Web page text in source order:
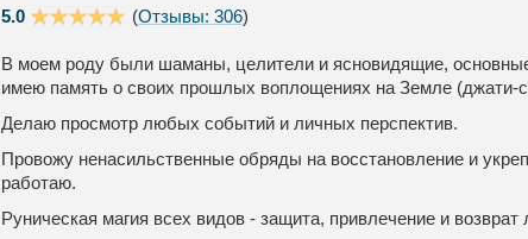
5.0 (Отзывы: 306)
В моем роду были шаманы, целители и ясновидящие,
имею память о своих прошлых воплощениях на Земле (джати-
Делаю просмотр любых событий и личных перспектив.
Провожу ненасильственные обряды на восстановление и
работаю.
Руническая магия всех видов - защита, привлечение и возврат